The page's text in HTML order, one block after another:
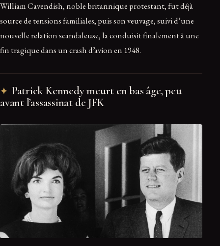
William Cavendish, noble britannique protestant, fut déjà
source de tensions familiales, puis son veuvage, suivi d’une
nouvelle relation scandaleuse, la conduisit finalement à une
fin tragique dans un crash d’avion en 1948.
Patrick Kennedy meurt en bas âge, peu
avant l’assassinat de JFK